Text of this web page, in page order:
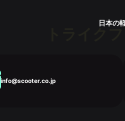
日本の
info@scooter.co.jp